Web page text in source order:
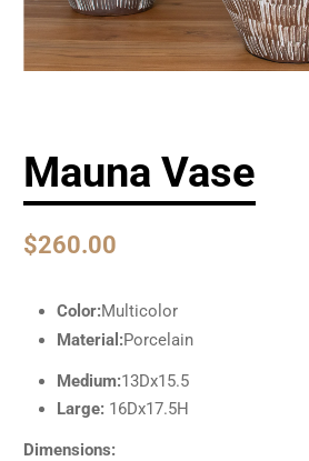
Mauna Vase
$260.00
Color:Multicolor
Material:Porcelain
Medium:13Dx15.5
Large: 16Dx17.5H
Dimensions: